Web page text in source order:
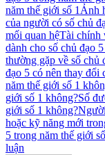
năm thế giới số 1 Ảnh
của người có số chủ
mối quan hệTài chính
dành cho số chủ đạo
thường gặp về số chủ
đạo 5 có nên thay đổi
năm thế giới số 1
giới số 1 không?Số
giới số 1 không?
hoặc kỹ năng mới
5 trong năm thế giới
luận